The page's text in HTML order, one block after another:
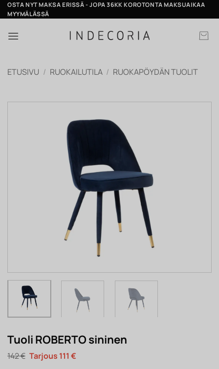
Skip
to
OSTA NYT MAKSA ERISSÄ - JOPA 36KK KOROTONTA MAKSUAIKAA
MYYMÄLÄSSÄ
ETUSIVU / RUOKAILUTILA / RUOKAPÖYDÄN TUOLIT
Tuoli ROBERTO sininen
142€ Alkuperäinen
hinta
111 €Nykyinen